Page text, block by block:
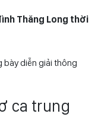
Thăng Long thời
diễn giải thông
ca trung